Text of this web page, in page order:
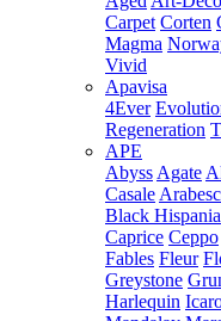
Carpet Corten
Magma
Vivid
Apavisa
4Ever
Regeneration
APE
Abyss Agate
Casale
Black Hispania
Caprice Ceppo
Fables Fleur
Greystone
Harlequin